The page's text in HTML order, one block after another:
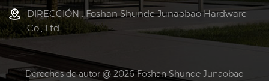
DIRECCIÓN : Foshan Shunde Junaobao Hardware
Co., Ltd.
Derechos de autor @ 2026 Foshan Shunde Junaobao